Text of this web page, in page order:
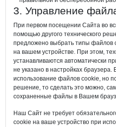
3. Управление
При первом посещении Сайта во
помощью другого технического
предложено выбрать типы файлов
на вашем устройстве. При этом,
устанавливаются автоматически
не указано в настройках
использование файлов cookie, но
решение, то сделать это можно,
сохраненные файлы в Вашем
Наш Сайт не требует
cookie на ваше устройство при